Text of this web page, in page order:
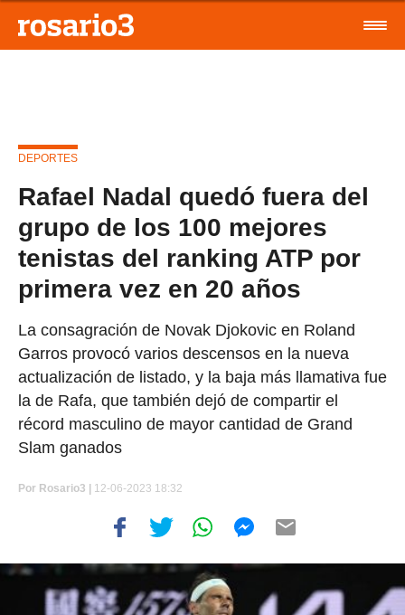
DEPORTES
Rafael Nadal quedó fuera del
grupo de los 100 mejores
tenistas del ranking ATP por
primera vez en 20 años
La consagración de Novak Djokovic en Roland
Garros provocó varios descensos en la nueva
actualización de listado, y la baja más llamativa fue
la de Rafa, que también dejó de compartir el
récord masculino de mayor cantidad de Grand
Slam ganados
Por Rosario3 | 12-06-2023 18:32